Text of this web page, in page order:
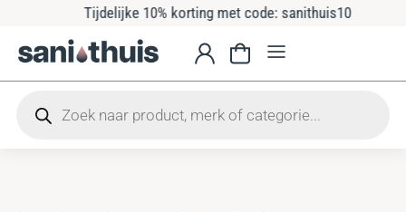
Tijdelijke 10% korting met code: sanithuis10